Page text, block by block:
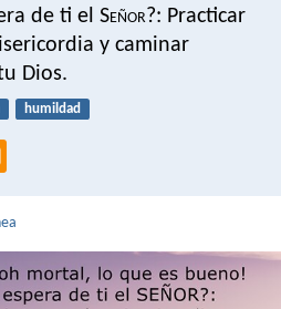
de ti el Señor?: Practicar
y caminar
Dios.
humildad